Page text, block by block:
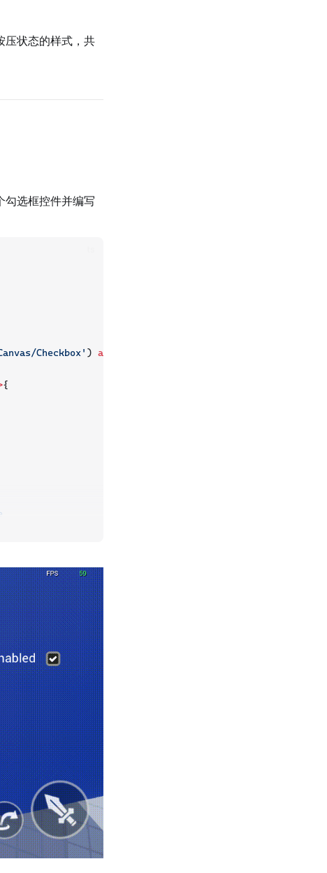
压状态的样式，共
勾选框控件并编写
Checkbox' ) as
{